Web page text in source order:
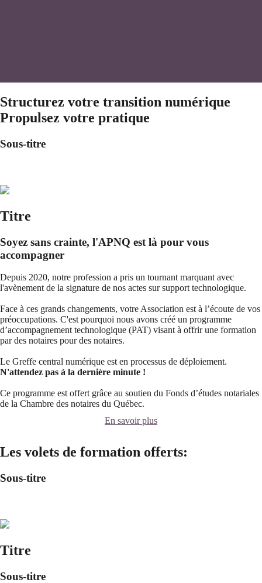
Structurez votre transition numérique
Propulsez votre pratique
Sous-titre
Titre
Soyez sans crainte, l'APNQ est là pour vous
accompagner
Depuis 2020, notre profession a pris un tournant marquant avec
l'avènement de la signature de nos actes sur support technologique.
Face à ces grands changements, votre Association est à l’écoute de vos
préoccupations. C'est pourquoi nous avons créé un programme
d’accompagnement technologique (PAT) visant à offrir une formation
par des notaires pour des notaires.
Le Greffe central numérique est en processus de déploiement.
N'attendez pas à la dernière minute !
Ce programme est offert grâce au soutien du Fonds d’études notariales
de la Chambre des notaires du Québec.
En savoir plus
Les volets de formation offerts:
Sous-titre
Titre
Sous-titre